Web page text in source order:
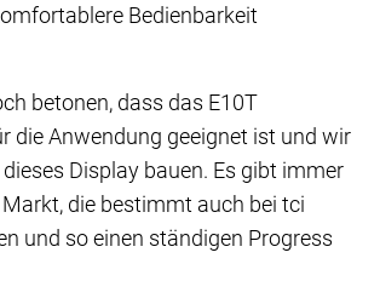
Bedienbarkeit
betonen, dass das E10T
die Anwendung geeignet ist und wir
Display bauen. Es gibt immer
die bestimmt auch bei tci
und so einen ständigen Progress